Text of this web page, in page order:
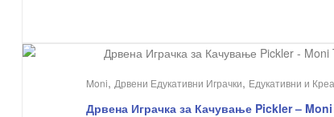
Moni, Дрвени Едукативни Играчки, Едукативни и
Дрвена Играчка за Качување Pickler –